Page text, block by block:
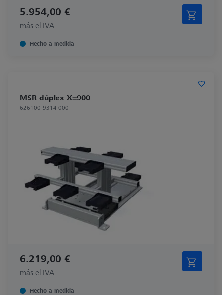
5.954,00 €
más el IVA
Hecho a medida
MSR dúplex X=900
626100-9314-000
6.219,00 €
más el IVA
Hecho a medida